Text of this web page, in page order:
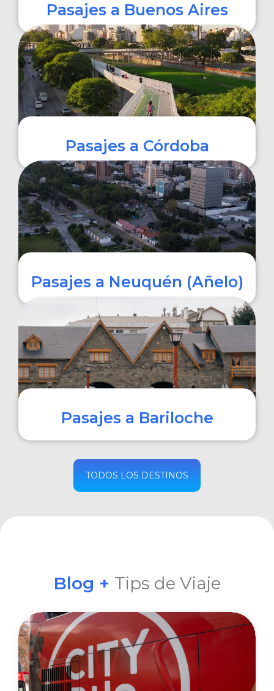
Pasajes a Buenos Aires
COMPRAR
Pasajes a Córdoba
COMPRAR
Pasajes a Neuquén (Añelo)
COMPRAR
Pasajes a Bariloche
COMPRAR
TODOS LOS DESTINOS
Blog + Tips de Viaje